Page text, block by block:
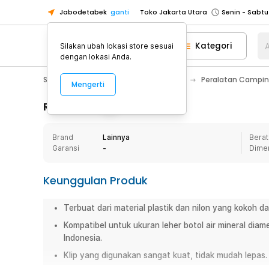
Jabodetabek ganti Toko Jakarta Utara
Toko Tangerang
Toko Cikupa
Pick n Go Jakarta Barat
Senin -
Pick n Go Bekasi
Senin - Jumat
Senin - Jumat
Senin -
Senin -
Toko Tangerang
Pick n Go Jakarta Barat
Senin -
Pick n Go Bekasi
Senin - Jumat
Kategori
Sport & Outdoor Peralatan
Rincian Produk
Brand
Lainnya
Garansi
-
Keunggulan Produk
Terbuat dari material plastik dan nilon yang kokoh
Kompatibel untuk ukuran leher botol air mineral
Indonesia.
Klip yang digunakan sangat kuat, tidak mudah lepas.
Silakan ubah lokasi store sesuai
dengan lokasi Anda.
Mengerti